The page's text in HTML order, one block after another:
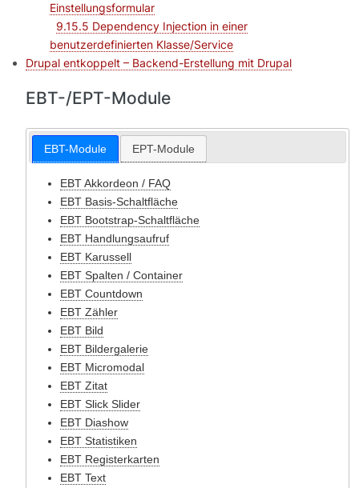
Einstellungsformular
9.15.5 Dependency Injection in einer
benutzerdefinierten Klasse/Service
Drupal entkoppelt – Backend-Erstellung mit Drupal
EBT-/EPT-Module
EBT-Module EPT-Module
EBT Akkordeon / FAQ
EBT Basis-Schaltfläche
EBT Bootstrap-Schaltfläche
EBT Handlungsaufruf
EBT Karussell
EBT Spalten / Container
EBT Countdown
EBT Zähler
EBT Bild
EBT Bildergalerie
EBT Micromodal
EBT Zitat
EBT Slick Slider
EBT Diashow
EBT Statistiken
EBT Registerkarten
EBT Text